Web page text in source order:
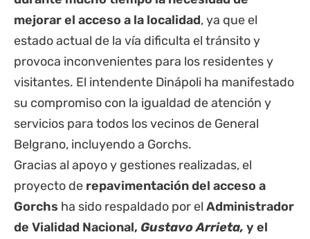
mejorar el acceso a la localidad, ya que el
estado actual de la vía dificulta el tránsito y
provoca inconvenientes para los residentes y
visitantes. El intendente Dinápoli ha manifestado
su compromiso con la igualdad de atención y
servicios para todos los vecinos de General
Belgrano, incluyendo a Gorchs.
Gracias al apoyo y gestiones realizadas, el
proyecto de repavimentación del acceso a
Gorchs ha sido respaldado por el Administrador
de Vialidad Nacional, Gustavo Arrieta, y el